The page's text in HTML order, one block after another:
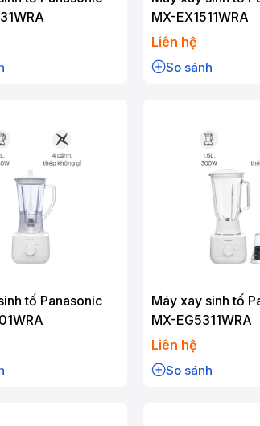
MX-EX1511WRA
Liên hệ
So sánh
tố Panasonic
Máy xay sinh tố
MX-EG5311WRA
Liên hệ
So sánh